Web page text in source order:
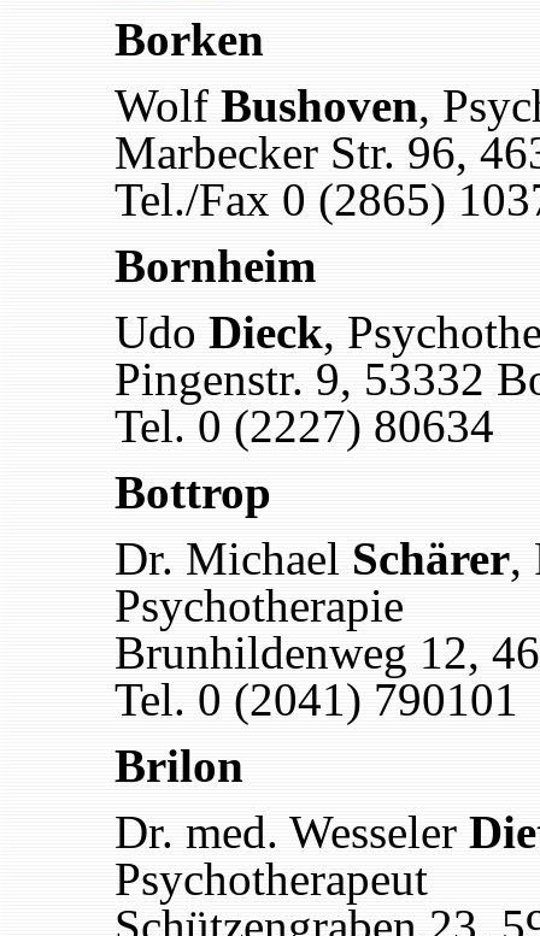
Borken
Wolf Bushoven,
Marbecker Str. 96,
Tel./Fax 0 (2865)
Bornheim
Udo Dieck,
Pingenstr. 9, 53332
Tel. 0 (2227) 80634
Bottrop
Dr. Michael Schärer,
Psychotherapie
Brunhildenweg 12,
Tel. 0 (2041) 790101
Brilon
Dr. med. Wesseler
Psychotherapeut